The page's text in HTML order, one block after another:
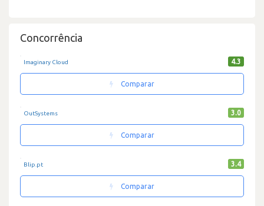
Concorrência
Imaginary Cloud 4.3
Comparar
OutSystems 3.0
Comparar
Blip.pt 3.4
Comparar